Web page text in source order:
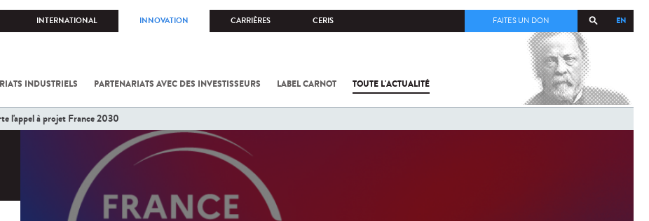
INTERNATIONAL INNOVATION CARRIÈRES CERIS EN
FAITES UN DON
INDUSTRIELS PARTENARIATS AVEC DES INVESTISSEURS LABEL CARNOT TOUTE L'ACTUALITÉ
l'appel à projet France 2030